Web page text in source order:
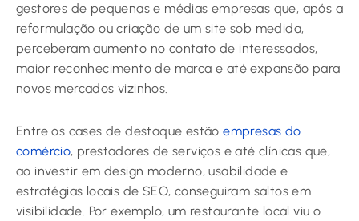
gestores de pequenas e médias empresas que, após a
reformulação ou criação de um site sob medida,
perceberam aumento no contato de interessados,
maior reconhecimento de marca e até expansão para
novos mercados vizinhos.
Entre os cases de destaque estãoempresas do
comércio, prestadores de serviços e até clínicas que,
ao investir em design moderno, usabilidade e
estratégias locais de SEO, conseguiram saltos em
visibilidade. Por exemplo, um restaurante local viu o